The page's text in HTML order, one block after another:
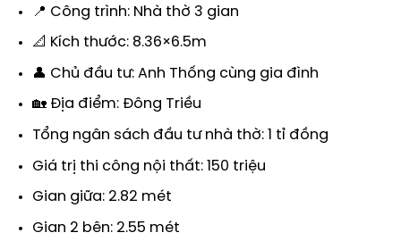
📍 Công trình: Nhà thờ 3 gian
📐 Kích thước: 8.36×6.5m
👤 Chủ đầu tư: Anh Thống cùng gia đình
🏡 Địa điểm: Đông Triều
Tổng ngân sách đầu tư nhà thờ: 1 tỉ đồng
Giá trị thi công nội thất: 150 triệu
Gian giữa: 2.82 mét
Gian 2 bên: 2.55 mét